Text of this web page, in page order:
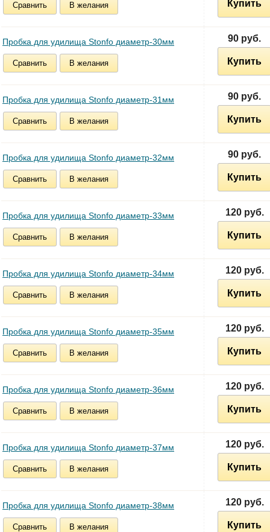
Сравнить В желания Купить
Пробка для удилища Stonfo диаметр-30мм
Сравнить В желания
90 руб.
Купить
Пробка для удилища Stonfo диаметр-31мм
Сравнить В желания
90 руб.
Купить
Пробка для удилища Stonfo диаметр-32мм
Сравнить В желания
90 руб.
Купить
Пробка для удилища Stonfo диаметр-33мм
Сравнить В желания
120 руб.
Купить
Пробка для удилища Stonfo диаметр-34мм
Сравнить В желания
120 руб.
Купить
Пробка для удилища Stonfo диаметр-35мм
Сравнить В желания
120 руб.
Купить
Пробка для удилища Stonfo диаметр-36мм
Сравнить В желания
120 руб.
Купить
Пробка для удилища Stonfo диаметр-37мм
Сравнить В желания
120 руб.
Купить
Пробка для удилища Stonfo диаметр-38мм
Сравнить В желания
120 руб.
Купить